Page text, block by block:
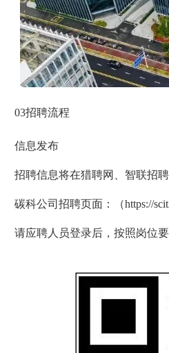
招聘流程
息发布
聘信息将在猎聘网、智联招聘
科公司招聘页面：（https://
应聘人员登录后，按照岗位要